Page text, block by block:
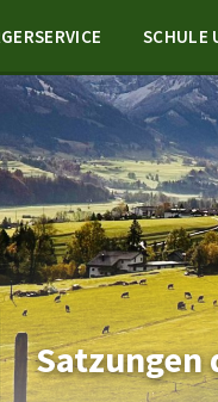
SCHULE
Satzungen